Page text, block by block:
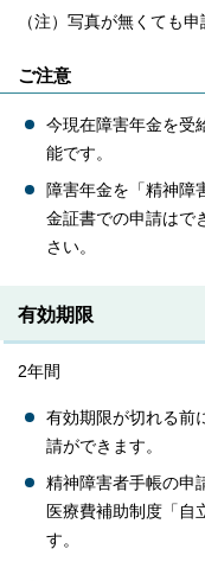
（注）写真が無くても
ご注意
今現在障害年金を受
能です。
障害年金を「精神障
金証書での申請はで
さい。
有効期限
2年間
有効期限が切れる前
請ができます。
精神障害者手帳の申
医療費補助制度「自
す。